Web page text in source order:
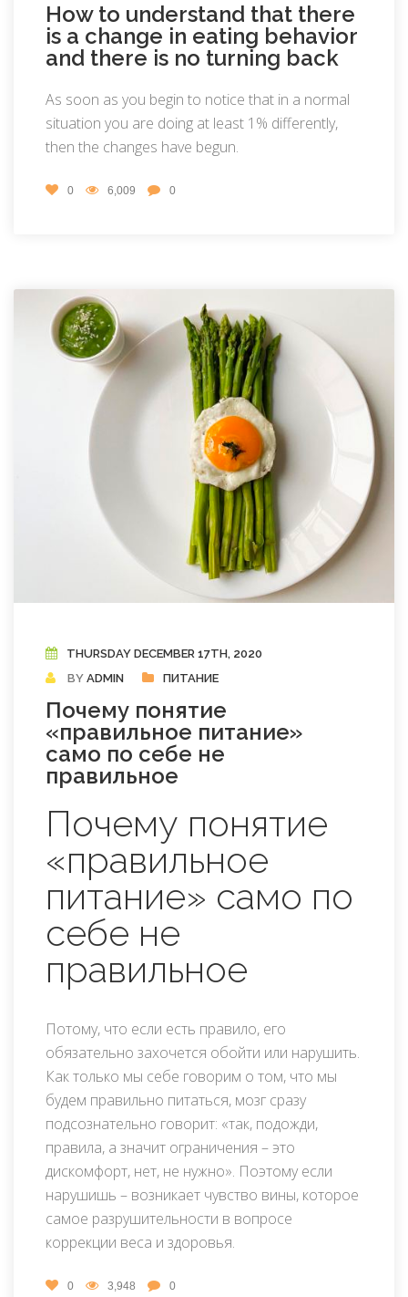
How to understand that there
is a change in eating behavior
and there is no turning back
As soon as you begin to notice that in a normal
situation you are doing at least 1% differently,
then the changes have begun.
0 6,009 0
THURSDAY DECEMBER 17TH, 2020
BY ADMIN ПИТАНИЕ
Почему понятие
«правильное питание»
само по себе не
правильное
Почему понятие
«правильное
питание» само по
себе не
правильное
Потому, что если есть правило, его
обязательно захочется обойти или нарушить.
Как только мы себе говорим о том, что мы
будем правильно питаться, мозг сразу
подсознательно говорит: «так, подожди,
правила, а значит ограничения – это
дискомфорт, нет, не нужно». Поэтому если
нарушишь – возникает чувство вины, которое
самое разрушительности в вопросе
коррекции веса и здоровья.
0 3,948 0